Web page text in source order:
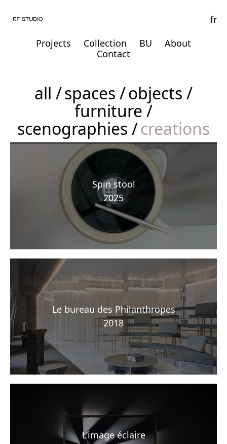
Projects
all spaces
objects
furniture
scenographies
creations
Collection BU
About
Contact
fr
Spin stool
2025
Le bureau des Philanthropes
2018
L’image éclaire